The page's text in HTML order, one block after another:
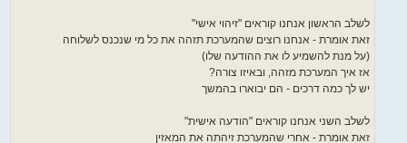
לשלב הראשון אנחנו קוראים "זיהוי אישי"
זאת אומרת - אנחנו רוצים שהמערכת תזהה את כל מי שנכנס לשלוחה
(על מנת להשמיע לו את ההודעה שלו)
אז איך המערכת מזהה, ובאיזו צורה?
יש לך כמה דרכים - הם יבוארו בהמשך
לשלב השני אנחנו קוראים "הודעה אישית"
זאת אומרת - אחרי שהמערכת זיהתה את המאזין